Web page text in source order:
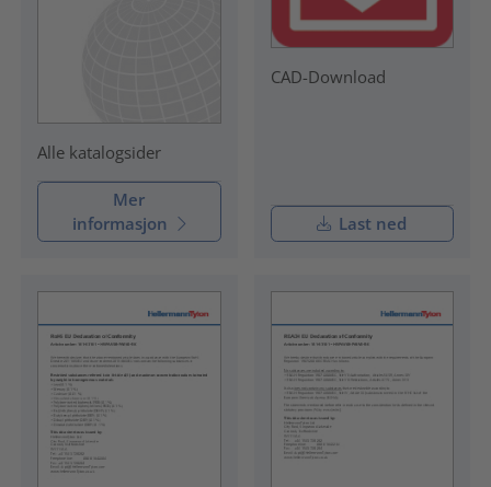
Alle katalogsider
Mer
informasjon
CAD-Download
Last ned